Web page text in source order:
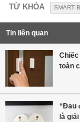
TỪ KHÓA SMART
Tin liên quan
Chiếc
toàn
“Đau
là